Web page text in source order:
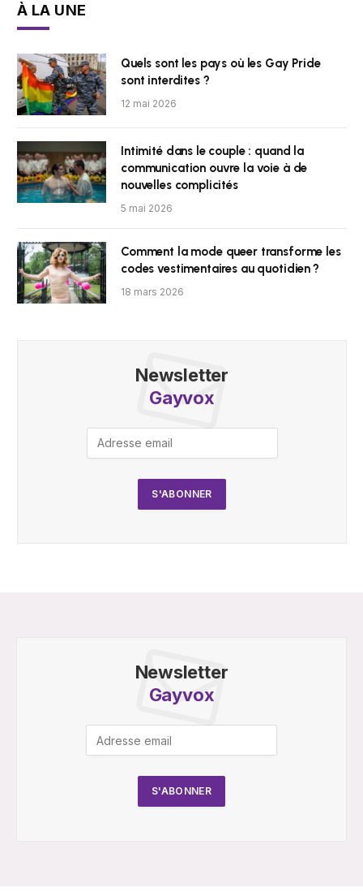
À LA UNE
Quels sont les pays où les Gay Pride
sont interdites ?
12 mai 2026
Intimité dans le couple : quand la
communication ouvre la voie à de
nouvelles complicités
5 mai 2026
Comment la mode queer transforme les
codes vestimentaires au quotidien ?
18 mars 2026
Newsletter
Gayvox
Newsletter
Gayvox